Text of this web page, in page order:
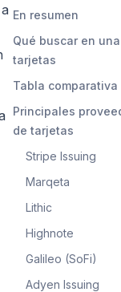
En resumen
Qué buscar en
tarjetas
Tabla comparativa
Principales
de tarjetas
Stripe Issuing
Marqeta
Lithic
Highnote
Galileo (SoFi)
Adyen Issuing